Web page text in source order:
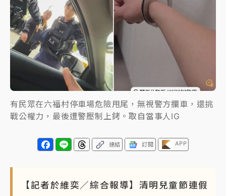
腳鐐提前奔靈堂畫面曝
處置制度大變革！ 證交所今起縮短股票「關禁閉」天
數與撮合時間
才續任就飛美國大學面試 清大校長高為元致歉：機會
到來時引起我的好奇
白海豚颱風解除海警 西南風來了！4縣市大雨特報、各
地午後雷雨
有民眾在六福村停車場危險甩尾，無視警方攔車，還挑
戰公權力，最後遭警壓制上銬。取自當事人IG
連結 訂閱 APP
【記者於維奕／綜合報導】清明兒童節連假